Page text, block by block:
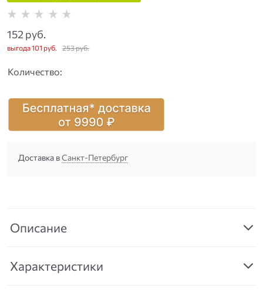
253 руб.
152 руб.
выгода101 руб.
Количество:
Доставка вСанкт-Петербург
Описание
Характеристики